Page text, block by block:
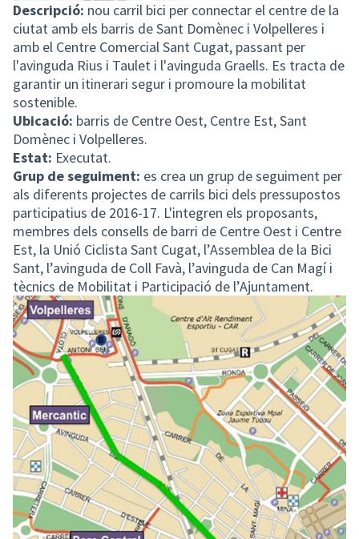
Descripció: nou carril bici per connectar el centre de la
ciutat amb els barris de Sant Domènec i Volpelleres i
amb el Centre Comercial Sant Cugat, passant per
l'avinguda Rius i Taulet i l'avinguda Graells. Es tracta de
garantir un itinerari segur i promoure la mobilitat
sostenible.
Ubicació: barris de Centre Oest, Centre Est, Sant
Domènec i Volpelleres.
Estat: Executat.
Grup de seguiment: es crea un grup de seguiment per
als diferents projectes de carrils bici dels pressupostos
participatius de 2016-17. L'integren els proposants,
membres dels consells de barri de Centre Oest i Centre
Est, la Unió Ciclista Sant Cugat, l’Assemblea de la Bici
Sant, l’avinguda de Coll Favà, l’avinguda de Can Magí i
tècnics de Mobilitat i Participació de l’Ajuntament.